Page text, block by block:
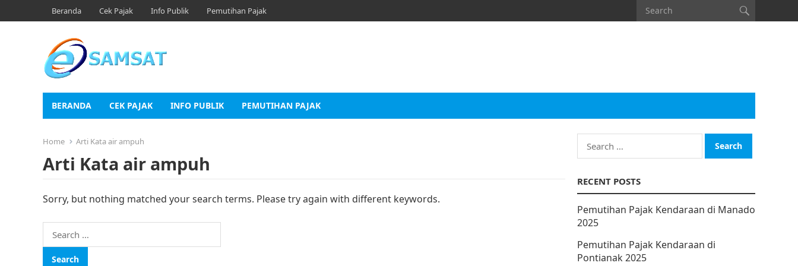
Beranda Cek Pajak Info Publik Pemutihan Pajak
BERANDA CEK PAJAK INFO PUBLIK PEMUTIHAN PAJAK
Home Arti Kata air ampuh
Arti Kata air ampuh
Sorry, but nothing matched your search terms. Please try again with different keywords.
Search
for:
Search
for:
RECENT POSTS
Pemutihan Pajak Kendaraan di Manado
2025
Pemutihan Pajak Kendaraan di
Pontianak 2025